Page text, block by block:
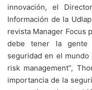
innovación, el
Información de la
revista Manager Focus
debe tener la gente
seguridad en el
risk management”,
importancia de la